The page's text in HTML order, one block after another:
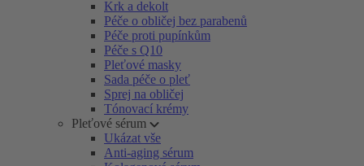
Krk a dekolt
Péče o obličej bez parabenů
Péče proti pupínkům
Péče s Q10
Pleťové masky
Sada péče o pleť
Sprej na obličej
Tónovací krémy
Pleťové sérum
Ukázat vše
Anti-aging sérum